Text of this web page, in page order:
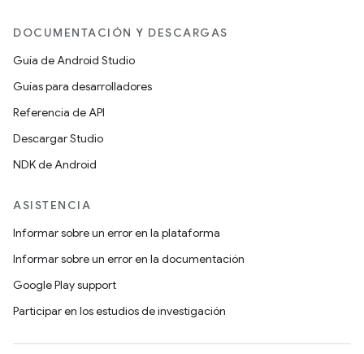
DOCUMENTACIÓN Y DESCARGAS
Guía de Android Studio
Guías para desarrolladores
Referencia de API
Descargar Studio
NDK de Android
ASISTENCIA
Informar sobre un error en la plataforma
Informar sobre un error en la documentación
Google Play support
Participar en los estudios de investigación